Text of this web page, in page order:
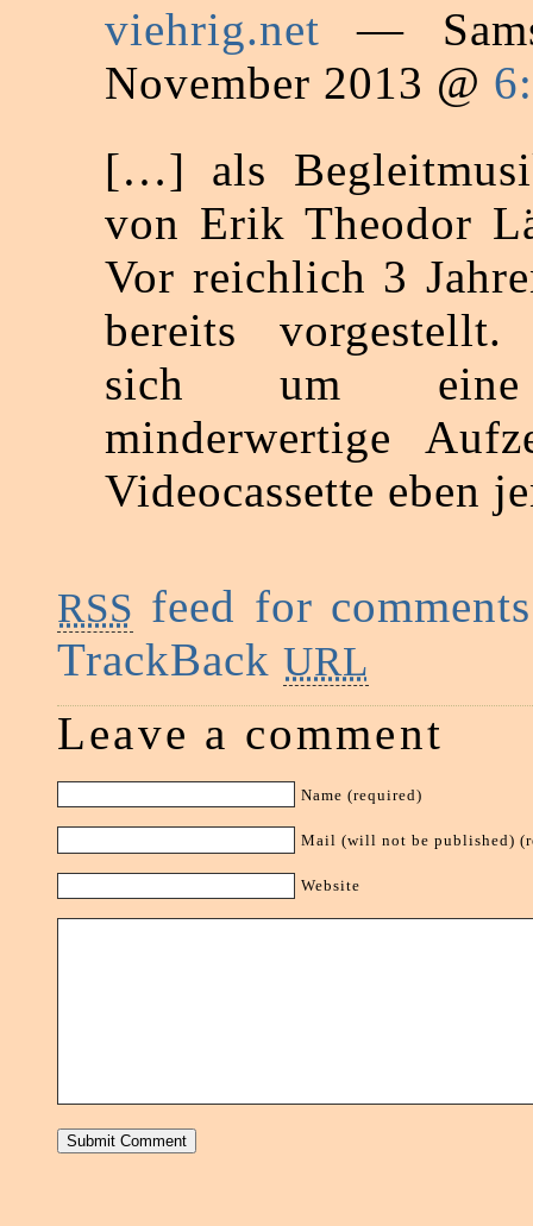
viehrig.net —
November 2013 @
[…] als
von Erik Theodor
Vor reichlich 3
bereits
sich um eine
minderwertige
Videocassette eben
RSS feed for
TrackBack URL
Leave a comment
Name (required)
Mail (will not be published)
Website